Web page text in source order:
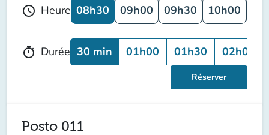
schedule Heure 08h30 09h00 09h30 10h00
timer Durée 30 min 01h00 01h30 02h00
Réserver
Posto 011